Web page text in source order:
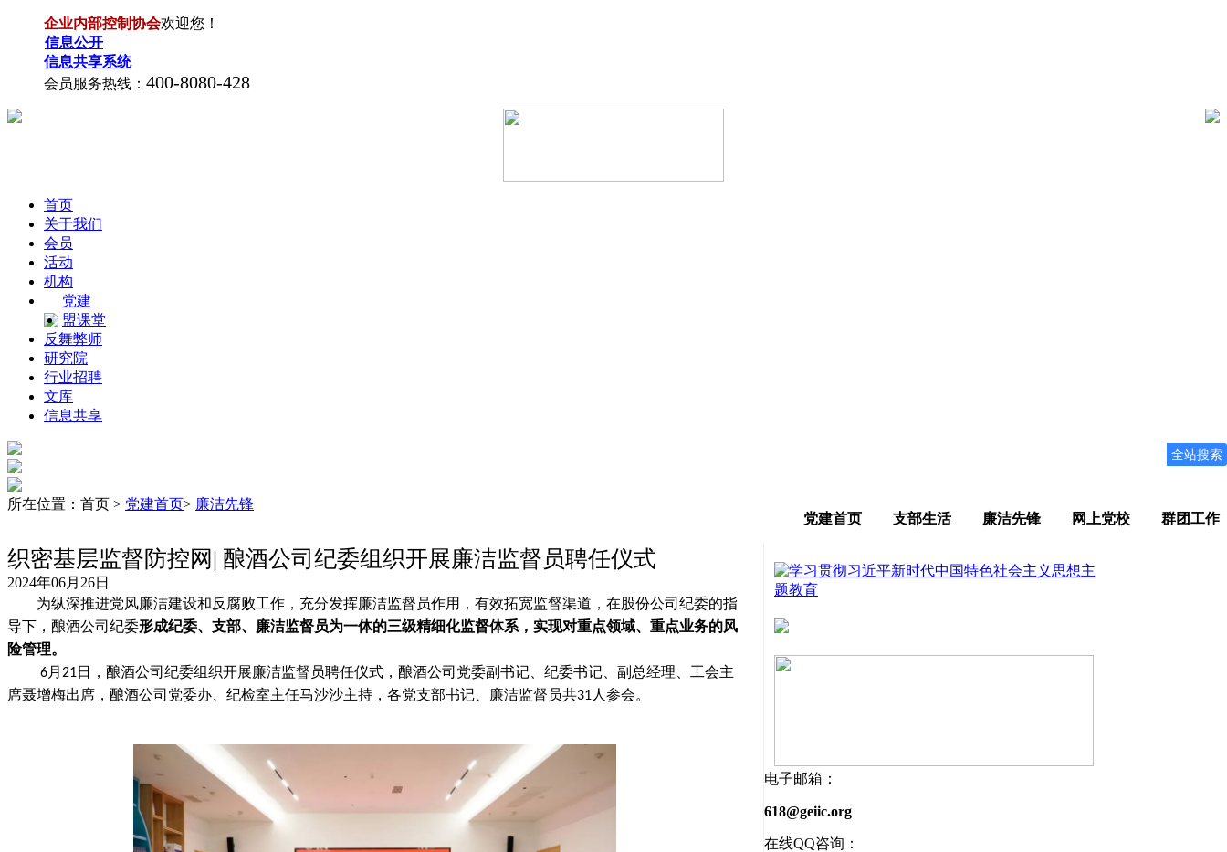
企业内部控制协会欢迎您！
信息公开
信息共享系统
会员服务热线： 400-8080-428
首页
关于我们
会员
活动
机构
党建
盟课堂
反舞弊师
研究院
行业招聘
文库
信息共享
全站搜索
所在位置：首页 > 党建首页> 廉洁先锋
党建首页
支部生活 廉洁先锋 网上党校 群团工作
织密基层监督防控网| 酿酒公司纪委组织开展廉洁监督员聘任仪式
2024年06月26日
为纵深推进党风廉洁建设和反腐败工作，充分发挥廉洁监督员作用，有效拓宽监督渠道，在股份公司纪委的指
导下，酿酒公司纪委形成纪委、支部、廉洁监督员为一体的三级精细化监督体系，实现对重点领域、重点业务的风
险管理。
6月 21日，酿酒公司纪委组织开展廉洁监督员聘任仪式，酿酒公司党委副书记、纪委书记、副总经理、工会主
席聂增梅出席，酿酒公司党委办、纪检室主任马沙沙主持，各党支部书记、廉洁监督员共31人参会。
电子邮箱：
618@geiic.org
在线QQ咨询：